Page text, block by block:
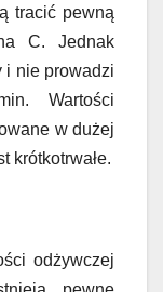
tracić pewną
C. Jednak
i nie prowadzi
Wartości
w dużej
krótkotrwałe.
odżywczej